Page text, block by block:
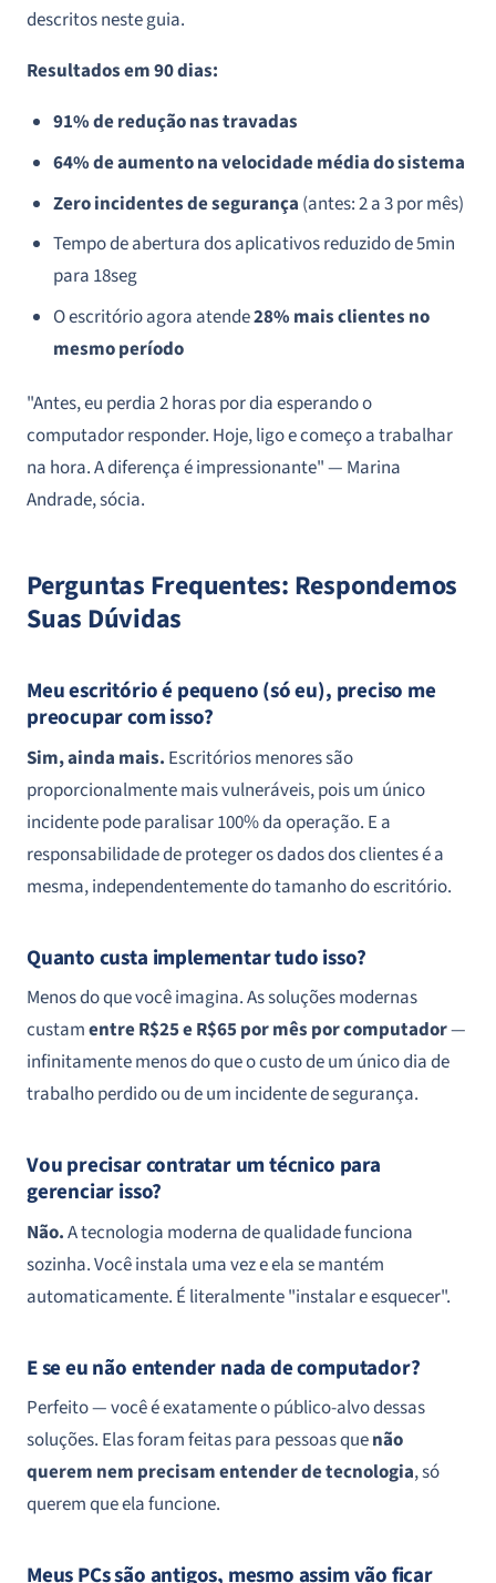
descritos neste guia.
Resultados em 90 dias:
91% de redução nas travadas
64% de aumento na velocidade média do sistema
Zero incidentes de segurança (antes: 2 a 3 por mês)
Tempo de abertura dos aplicativos reduzido de 5min
para 18seg
O escritório agora atende28% mais clientes no
mesmo período
"Antes, eu perdia 2 horas por dia esperando o
computador responder. Hoje, ligo e começo a trabalhar
na hora. A diferença é impressionante"— Marina
Andrade, sócia.
Perguntas Frequentes: Respondemos
Suas Dúvidas
Meu escritório é pequeno (só eu), preciso me
preocupar com isso?
Sim, ainda mais. Escritórios menores são
proporcionalmente mais vulneráveis, pois um único
incidente pode paralisar 100% da operação. E a
responsabilidade de proteger os dados dos clientes é a
mesma, independentemente do tamanho do escritório.
Quanto custa implementar tudo isso?
Menos do que você imagina. As soluções modernas
custamentre R$25 e R$65 por mês por computador—
infinitamente menos do que o custo de um único dia de
trabalho perdido ou de um incidente de segurança.
Vou precisar contratar um técnico para
gerenciar isso?
Não.A tecnologia moderna de qualidade funciona
sozinha. Você instala uma vez e ela se mantém
automaticamente. É literalmente "instalar e esquecer".
E se eu não entender nada de computador?
Perfeito — você é exatamente o público-alvo dessas
soluções. Elas foram feitas para pessoas quenão
querem nem precisam entender de tecnologia, só
querem que ela funcione.
Meus PCs são antigos, mesmo assim vão ficar